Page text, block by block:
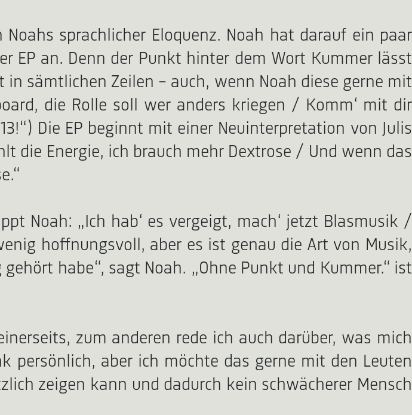
sprachlicher Eloquenz. Noah hat darauf ein paar
EP an. Denn der Punkt hinter dem Wort Kummer lässt
sämtlichen Zeilen – auch, wenn Noah diese gerne mit
die Rolle soll wer anders kriegen / Komm‘ mit dir
Die EP beginnt mit einer Neuinterpretation von Julis
die Energie, ich brauch mehr Dextrose / Und wenn das
Noah: „Ich hab‘ es vergeigt, mach‘ jetzt Blasmusik /
hoffnungsvoll, aber es ist genau die Art von Musik,
habe“, sagt Noah. „Ohne Punkt und Kummer.“ ist
zum anderen rede ich auch darüber, was mich
aber ich möchte das gerne mit den Leuten
zeigen kann und dadurch kein schwächerer Mensch